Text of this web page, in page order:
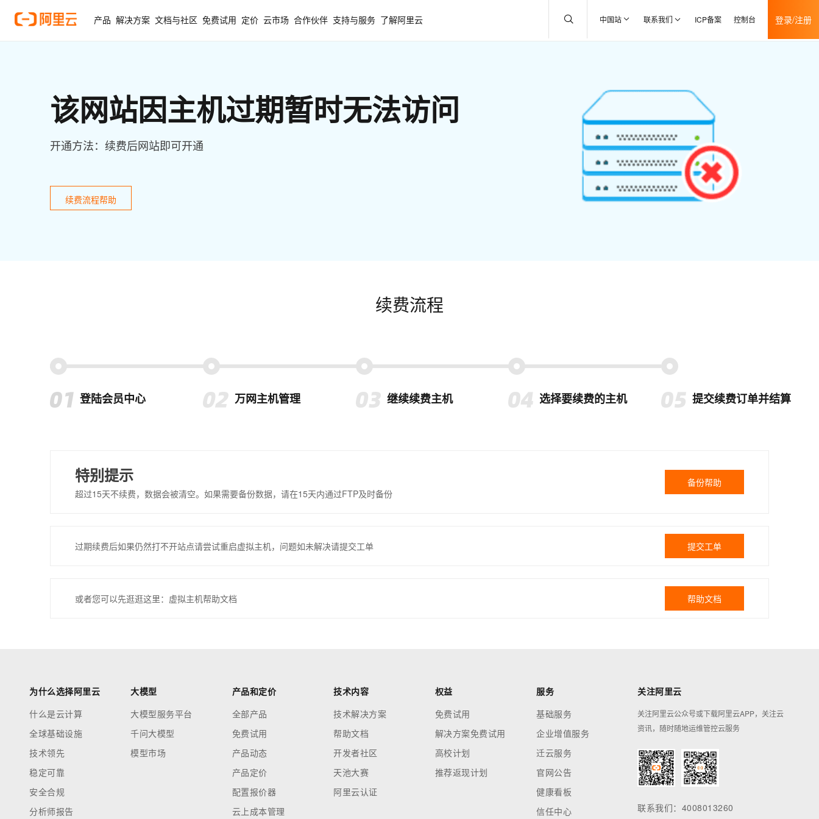
产品 解决方案 文档与社区 免费试用 定价 云市场 合作伙伴 支持与服务 了解阿里云 中国站 联系我们 ICP备案 控制台 登录/注册
该网站因主机过期暂时无法访问
开通方法：续费后网站即可开通
续费流程帮助
续费流程
登陆会员中心 万网主机管理 继续续费主机 选择要续费的主机 提交续费订单并结算
特别提示
超过15天不续费，数据会被清空。如果需要备份数据，请在15天内通过FTP及时备份
备份帮助
过期续费后如果仍然打不开站点请尝试重启虚拟主机，问题如未解决请提交工单 提交工单
或者您可以先逛逛这里：虚拟主机帮助文档 帮助文档